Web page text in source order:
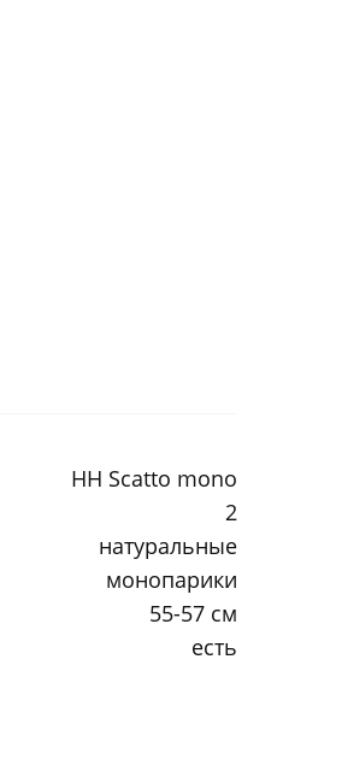
HH Scatto mono
2
натуральные
монопарики
55-57 см
есть